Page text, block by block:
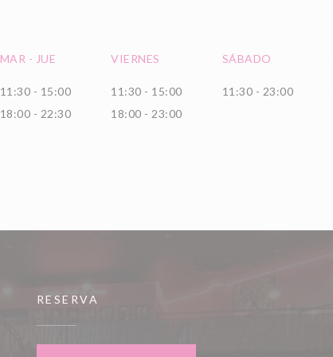
MAR - JUE
11:30 - 15:00
18:00 - 22:30
VIERNES
11:30 - 15:00
18:00 - 23:00
SÁBADO
11:30 - 23:00
RESERVA